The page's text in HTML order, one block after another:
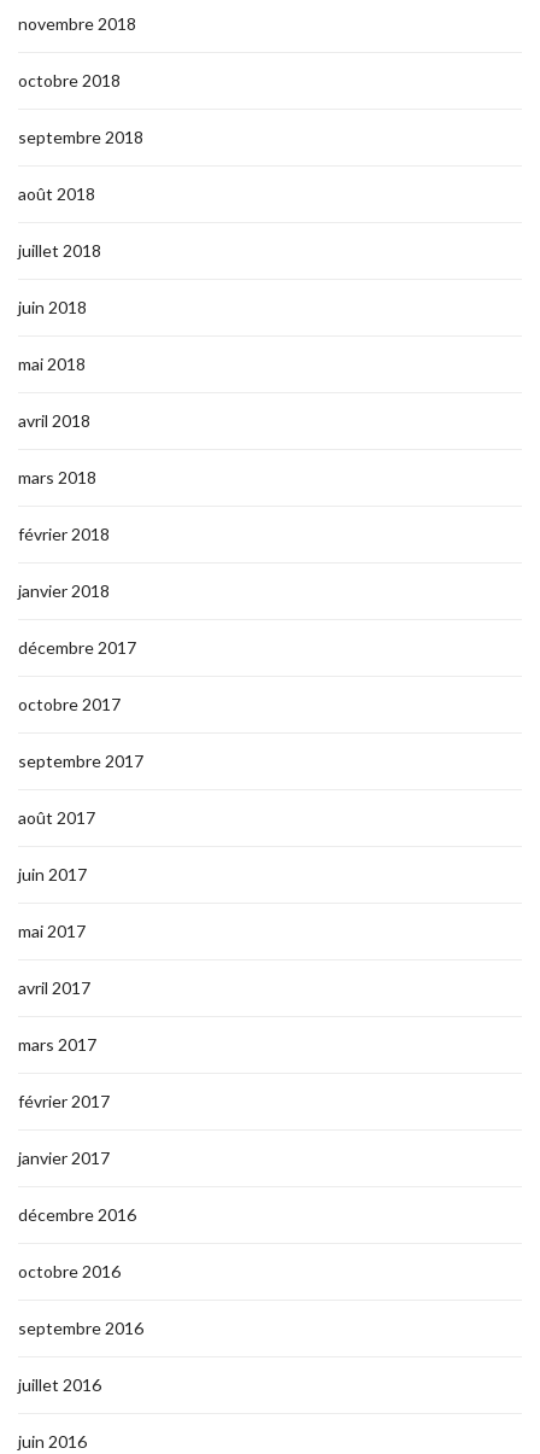
novembre 2018
octobre 2018
septembre 2018
août 2018
juillet 2018
juin 2018
mai 2018
avril 2018
mars 2018
février 2018
janvier 2018
décembre 2017
octobre 2017
septembre 2017
août 2017
juin 2017
mai 2017
avril 2017
mars 2017
février 2017
janvier 2017
décembre 2016
octobre 2016
septembre 2016
juillet 2016
juin 2016